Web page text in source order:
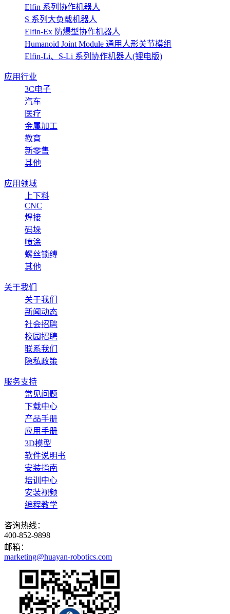
Elfin 系列协作机器人
S 系列大负载机器人
Elfin-Ex 防爆型协作机器人
Humanoid Joint Module 通用人形关节模组
Elfin-Li、S-Li 系列协作机器人(锂电版)
应用行业
3C电子
汽车
医疗
金属加工
教育
新零售
其他
应用领域
上下料
CNC
焊接
码垛
喷涂
螺丝锁缚
其他
关于我们
关于我们
新闻动态
社会招聘
校园招聘
联系我们
隐私政策
服务支持
常见问题
下载中心
产品手册
应用手册
3D模型
软件说明书
安装指南
培训中心
安装视频
编程教学
咨询热线：
400-852-9898
邮箱：
marketing@huayan-robotics.com